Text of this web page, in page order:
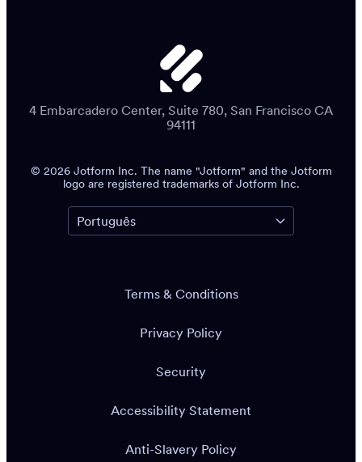
4 Embarcadero Center, Suite 780, San Francisco CA
94111
© 2026 Jotform Inc. The name "Jotform" and the Jotform
logo are registered trademarks of Jotform Inc.
Terms & Conditions
Privacy Policy
Security
Accessibility Statement
Anti-Slavery Policy